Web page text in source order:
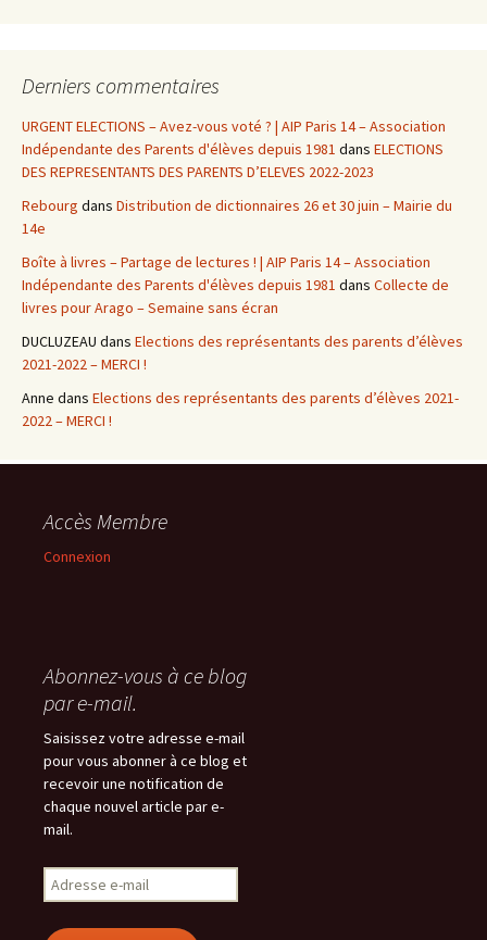
Derniers commentaires
URGENT ELECTIONS – Avez-vous voté ? | AIP Paris 14 – Association
Indépendante des Parents d'élèves depuis 1981 dans ELECTIONS
DES REPRESENTANTS DES PARENTS D’ELEVES 2022-2023
Rebourg dans Distribution de dictionnaires 26 et 30 juin – Mairie du
14e
Boîte à livres – Partage de lectures ! | AIP Paris 14 – Association
Indépendante des Parents d'élèves depuis 1981 dans Collecte de
livres pour Arago – Semaine sans écran
DUCLUZEAU dans Elections des représentants des parents d’élèves
2021-2022 – MERCI !
Anne dans Elections des représentants des parents d’élèves 2021-
2022 – MERCI !
Accès Membre
Connexion
Abonnez-vous à ce blog
par e-mail.
Saisissez votre adresse e-mail
pour vous abonner à ce blog et
recevoir une notification de
chaque nouvel article par e-
mail.
Adresse
e-